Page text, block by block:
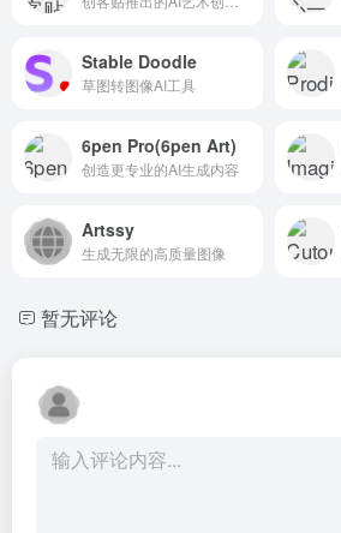
Stable Doodle
草图转图像AI工具
6pen Pro(6pen Art)
创造更专业的AI生成内容
Artssy
生成无限的高质量图像
暂无评论